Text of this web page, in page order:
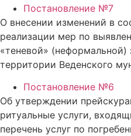
Постановление №7
О внесении изменений в
реализации мер по
«теневой» (неформальной)
территории Веденского
Постановление №6
Об утверждении
ритуальные услуги,
перечень услуг по